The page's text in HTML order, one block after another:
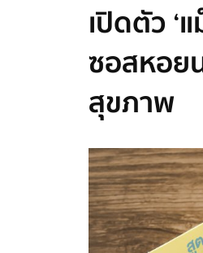
เปิดตัว ‘
ซอสหอย
สุขภาพ